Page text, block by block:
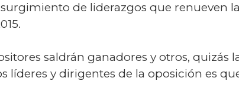
de liderazgos que renueven la
saldrán ganadores y otros, quizás
líderes y dirigentes de la oposición es